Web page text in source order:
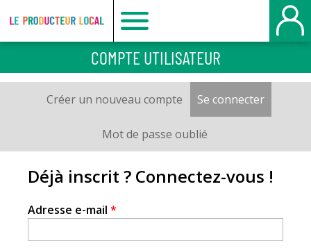
Le
producteur
local
Le
COMPTE UTILISATEUR
OngletsCréer un nouveau compte Se connecter(onglet
Mot de passe oublié
Déjà inscrit ? Connectez-vous !
Adresse e-mail *